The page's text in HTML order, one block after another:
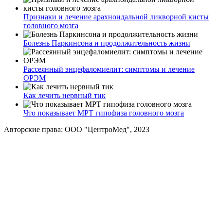
Признаки и лечение арахноидальной ликворной кисты
головного мозга
Болезнь Паркинсона и продолжительность жизни
Рассеянный энцефаломиелит: симптомы и лечение
ОРЭМ
Как лечить нервный тик
Что показывает МРТ гипофиза головного мозга
Авторские права: ООО "ЦентроМед", 2023